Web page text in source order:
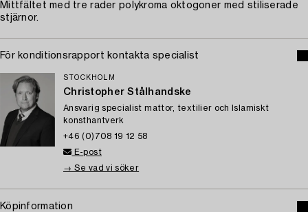
Mittfältet med tre rader polykroma oktogoner med stiliserade
stjärnor.
För konditionsrapport kontakta specialist
STOCKHOLM
Christopher Stålhandske
Ansvarig specialist mattor, textilier och Islamiskt
konsthantverk
+46 (0)708 19 12 58
E-post
→ Se vad vi söker
Köpinformation